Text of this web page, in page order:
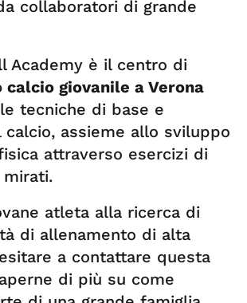
collaboratori di grande
Academy è il centro di
giovanile a Verona
tecniche di base e
calcio, assieme allo sviluppo
attraverso esercizi di
mirati.
atleta alla ricerca di
di allenamento di alta
a contattare questa
di più su come